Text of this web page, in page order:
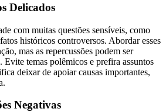
Delicados
com muitas questões sensíveis, como
históricos controversos. Abordar esses
mas as repercussões podem ser
Evite temas polêmicos e prefira assuntos
deixar de apoiar causas importantes,
Negativas